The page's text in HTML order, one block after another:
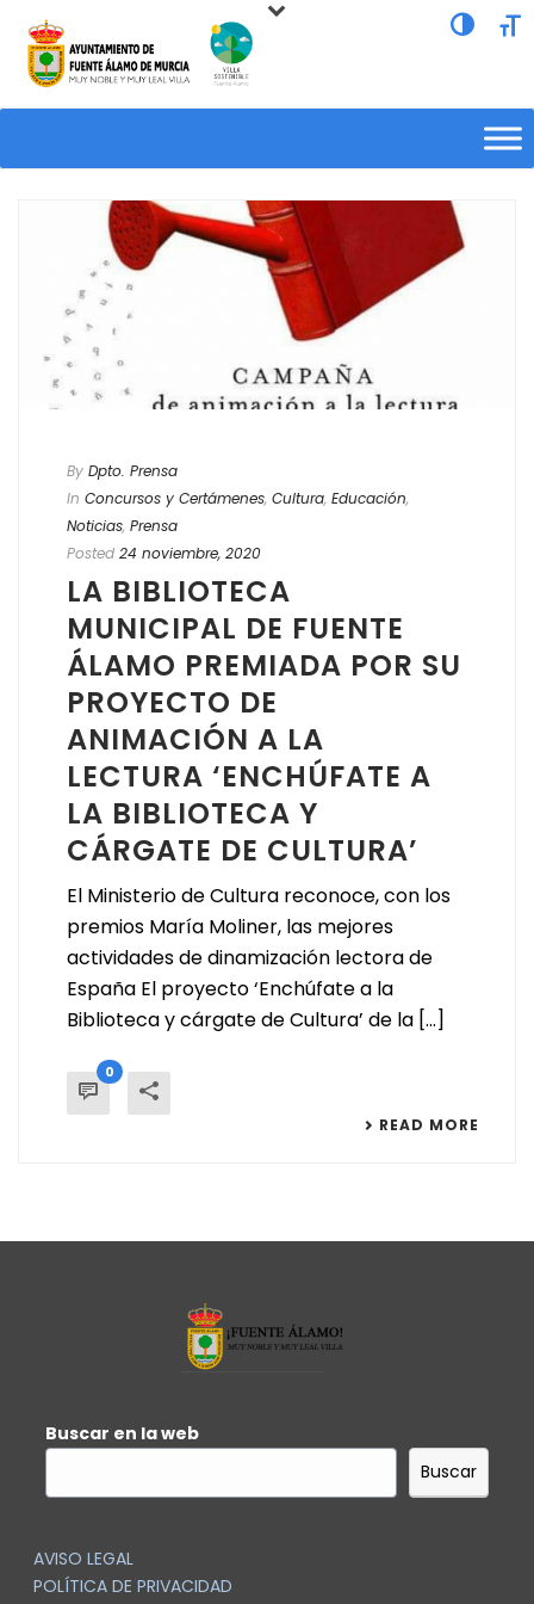
Alternar
By Dpto. Prensa
In Concursos y Certámenes, Cultura, Educación,
Noticias, Prensa
Posted 24 noviembre, 2020
LA BIBLIOTECA
MUNICIPAL DE FUENTE
ÁLAMO PREMIADA POR SU
PROYECTO DE
ANIMACIÓN A LA
LECTURA ‘ENCHÚFATE A
LA BIBLIOTECA Y
CÁRGATE DE CULTURA’
El Ministerio de Cultura reconoce, con los
premios María Moliner, las mejores
actividades de dinamización lectora de
España El proyecto ‘Enchúfate a la
Biblioteca y cárgate de Cultura’ de la [...]
0
READ MORE
Buscar en la web
Buscar
AVISO LEGAL
POLÍTICA DE PRIVACIDAD